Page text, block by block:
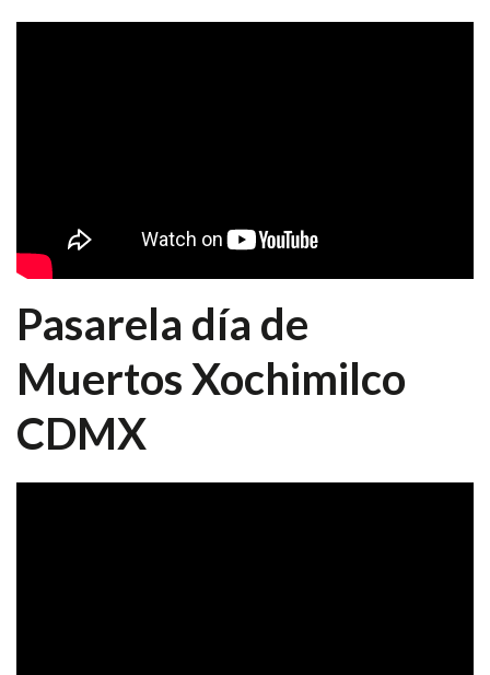
Pasarela día de
Muertos Xochimilco
CDMX